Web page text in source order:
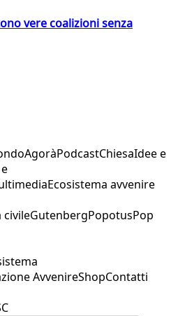
vere coalizioni senza
AgoràPodcastChiesaIdee e
Ecosistema avvenire
civileGutenbergPopotusPop
AvvenireShopContatti